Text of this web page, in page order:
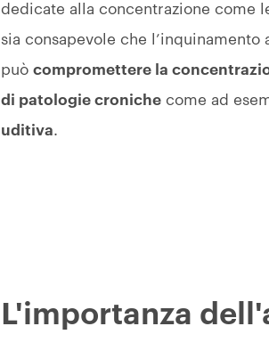
dedicate alla concentrazione come
sia consapevole che
puòcompromettere la
di patologie croniche come ad
uditiva.
L'importanza